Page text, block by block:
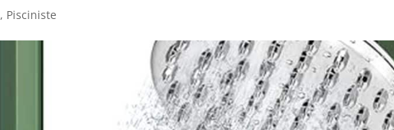
, Pisciniste